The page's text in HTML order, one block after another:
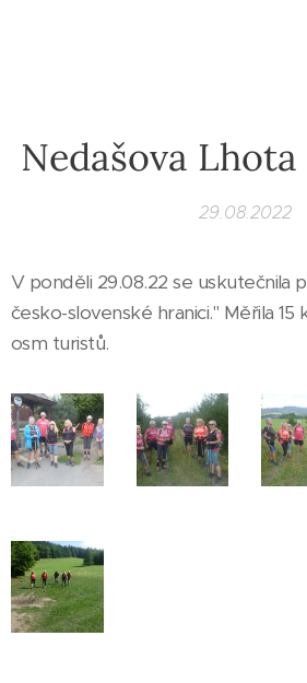
Nedašova
29.08.2022
V ponděli 29.08.22 se uskutečnila
česko-slovenské hranici." Měřila 15
osm turistů.